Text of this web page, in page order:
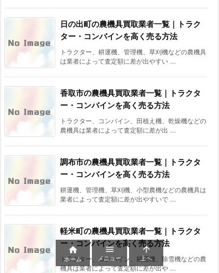
日の出町の農機具買取業者一覧｜トラク
ター・コンバインを高く売る方法
トラクター、耕運機、管理機、草刈機などの農機具
は業者によって査定額に差が出やすい ...
香取市の農機具買取業者一覧｜トラクタ
ー・コンバインを高く売る方法
トラクター、コンバイン、田植え機、乾燥機などの
農機具は業者によって査定額に差が出 ...
調布市の農機具買取業者一覧｜トラクタ
ー・コンバインを高く売る方法
耕運機、管理機、草刈機、小型農機などの農機具は
業者によって査定額に差が出やすいで ...
軽米町の農機具買取業者一覧｜トラクタ
ー・コンバインを高く売る方法
トラクター、コンバイン、耕運機、除雪機などの農
機具は業者によって査定額に差が出や ...

ホーム

メニュー

上へ